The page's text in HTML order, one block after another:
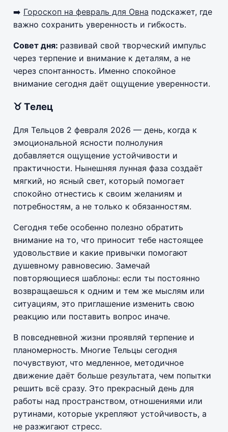
➡️ Гороскоп на февраль для Овна подскажет, где
важно сохранить уверенность и гибкость.
Совет дня: развивай свой творческий импульс
через терпение и внимание к деталям, а не
через спонтанность. Именно спокойное
внимание сегодня даёт ощущение уверенности.
♉ Телец
Для Тельцов 2 февраля 2026 — день, когда к
эмоциональной ясности полнолуния
добавляется ощущение устойчивости и
практичности. Нынешняя лунная фаза создаёт
мягкий, но ясный свет, который помогает
спокойно отнестись к своим желаниям и
потребностям, а не только к обязанностям.
Сегодня тебе особенно полезно обратить
внимание на то, что приносит тебе настоящее
удовольствие и какие привычки помогают
душевному равновесию. Замечай
повторяющиеся шаблоны: если ты постоянно
возвращаешься к одним и тем же мыслям или
ситуациям, это приглашение изменить свою
реакцию или поставить вопрос иначе.
В повседневной жизни проявляй терпение и
планомерность. Многие Тельцы сегодня
почувствуют, что медленное, методичное
движение даёт больше результата, чем попытки
решить всё сразу. Это прекрасный день для
работы над пространством, отношениями или
рутинами, которые укрепляют устойчивость, а
не разжигают стресс.